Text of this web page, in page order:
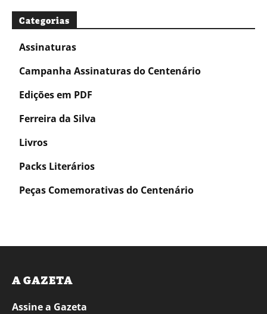
Categorias
Assinaturas
Campanha Assinaturas do Centenário
Edições em PDF
Ferreira da Silva
Livros
Packs Literários
Peças Comemorativas do Centenário
A GAZETA
Assine a Gazeta